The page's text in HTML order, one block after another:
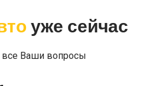
уже сейчас
все Ваши вопросы